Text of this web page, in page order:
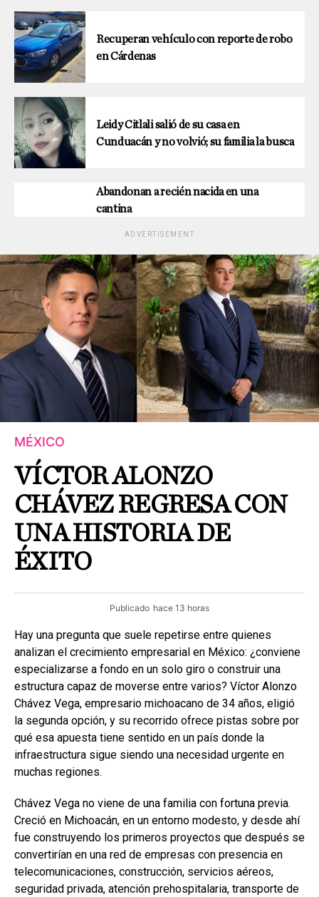
Recuperan vehículo con reporte de robo
en Cárdenas
Leidy Citlali salió de su casa en
Cunduacán y no volvió; su familia la busca
Abandonan a recién nacida en una
cantina
ADVERTISEMENT
MÉXICO
VÍCTOR ALONZO
CHÁVEZ REGRESA CON
UNA HISTORIA DE
ÉXITO
Publicado hace 13 horas
Hay una pregunta que suele repetirse entre quienes
analizan el crecimiento empresarial en México: ¿conviene
especializarse a fondo en un solo giro o construir una
estructura capaz de moverse entre varios? Víctor Alonzo
Chávez Vega, empresario michoacano de 34 años, eligió
la segunda opción, y su recorrido ofrece pistas sobre por
qué esa apuesta tiene sentido en un país donde la
infraestructura sigue siendo una necesidad urgente en
muchas regiones.
Chávez Vega no viene de una familia con fortuna previa.
Creció en Michoacán, en un entorno modesto, y desde ahí
fue construyendo los primeros proyectos que después se
convertirían en una red de empresas con presencia en
telecomunicaciones, construcción, servicios aéreos,
seguridad privada, atención prehospitalaria, transporte de